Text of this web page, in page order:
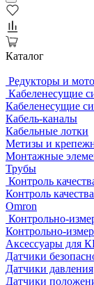
Каталог
Редукторы и
Кабеленесущие
Кабеленесущие
Кабель-каналы
Кабельные лотки
Метизы и
Монтажные
Трубы
Контроль
Контроль
Omron
Контрольно-
Контрольно-
Аксессуары для
Датчики
Датчики давления
Датчики